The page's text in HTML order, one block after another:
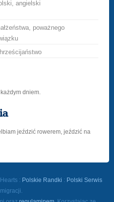
angielski
poważnego
dniem.
jeździć rowerem, jeździć na
: Polskie Randki : Polski Serwis